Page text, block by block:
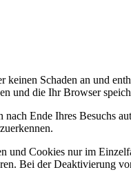
Schaden an und
und die Ihr Browser
Ende Ihres Besuchs
und Cookies nur im
Bei der Deaktivierung